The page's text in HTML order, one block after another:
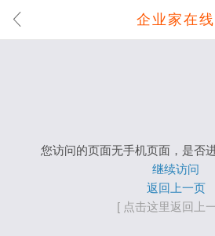
企业家在线
您访问的页面无手机页面，是否
继续访问
返回上一页
[ 点击这里返回上